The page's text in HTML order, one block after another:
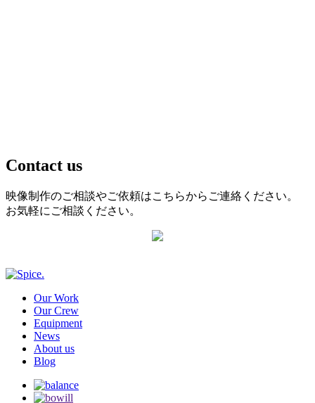
Contact us
映像制作のご相談やご依頼はこちらからご連絡ください。
お気軽にご相談ください。
Our Work
Our Crew
Equipment
News
About us
Blog